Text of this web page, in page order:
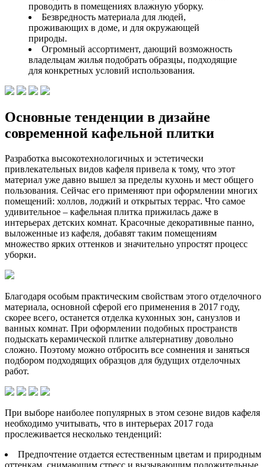
проводить в помещениях влажную уборку.
Безвредность материала для людей,
проживающих в доме, и для окружающей
природы.
Огромный ассортимент, дающий возможность
владельцам жилья подобрать образцы, подходящие
для конкретных условий использования.
Основные тенденции в дизайне
современной кафельной плитки
Разработка высокотехнологичных и эстетически
привлекательных видов кафеля привела к тому, что этот
материал уже давно вышел за пределы кухонь и мест общего
пользования. Сейчас его применяют при оформлении многих
помещений: холлов, лоджий и открытых террас. Что самое
удивительное – кафельная плитка прижилась даже в
интерьерах детских комнат. Красочные декоративные панно,
выложенные из кафеля, добавят таким помещениям
множество ярких оттенков и значительно упростят процесс
уборки.
Благодаря особым практическим свойствам этого отделочного
материала, основной сферой его применения в 2017 году,
скорее всего, останется отделка кухонных зон, санузлов и
ванных комнат. При оформлении подобных пространств
подыскать керамической плитке альтернативу довольно
сложно. Поэтому можно отбросить все сомнения и заняться
подбором подходящих образцов для будущих отделочных
работ.
При выборе наиболее популярных в этом сезоне видов кафеля
необходимо учитывать, что в интерьерах 2017 года
прослеживается несколько тенденций:
Предпочтение отдается естественным цветам и природным
оттенкам, снимающим стресс и вызывающим положительные